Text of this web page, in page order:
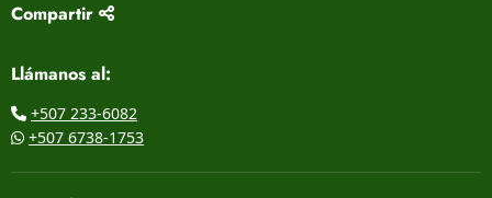
Compartir
Llámanos al:
+507 233-6082
+507 6738-1753